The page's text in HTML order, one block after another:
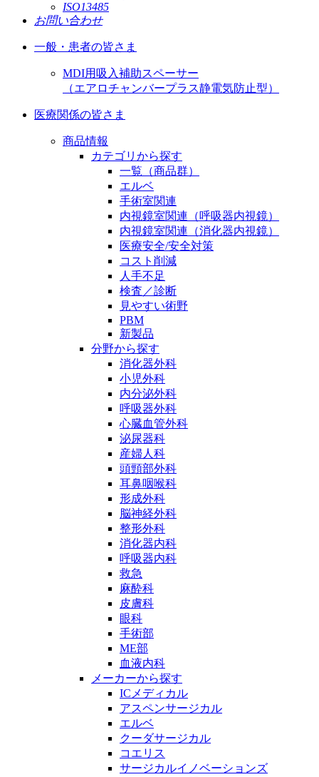
ISO13485
お問い合わせ
一般・患者の皆さま
MDI用吸入補助スペーサー
（エアロチャンバープラス静電気防止型）
医療関係の皆さま
商品情報
カテゴリから探す
一覧（商品群）
エルベ
手術室関連
内視鏡室関連（呼吸器内視鏡）
内視鏡室関連（消化器内視鏡）
医療安全/安全対策
コスト削減
人手不足
検査／診断
見やすい術野
PBM
新製品
分野から探す
消化器外科
小児外科
内分泌外科
呼吸器外科
心臓血管外科
泌尿器科
産婦人科
頭頸部外科
耳鼻咽喉科
形成外科
脳神経外科
整形外科
消化器内科
呼吸器内科
救急
麻酔科
皮膚科
眼科
手術部
ME部
血液内科
メーカーから探す
ICメディカル
アスペンサージカル
エルベ
クーダサージカル
コエリス
サージカルイノベーションズ